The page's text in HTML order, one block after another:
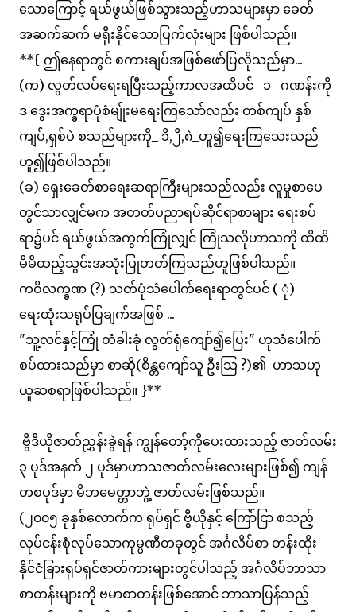
သောကြောင့် ရယ်ဖွယ်ဖြစ်သွားသည့်ဟာသများမှာ ခေတ်
အဆက်ဆက် မရီုးနိုင်သောပြက်လုံးများ ဖြစ်ပါသည်။
**{ ဤနေရာတွင် စကားချပ်အဖြစ်ဖော်ပြလိုသည်မှာ...
(က) လွတ်လပ်ရေးရပြီးသည့်ကာလအထိပင်_ ၁_ ဂဏန်းကို
ဒ ဒွေးအက္ခရာပုံစံမျ်ုးမရေးကြသော်လည်း တစ်ကျပ် နှစ်
ကျပ်,ရှစ်ပဲ စသည်များကို_ ၁ိ,၂ိ,၈ဲ_ဟူ၍ရေးကြသေးသည်
ဟူ၍ဖြစ်ပါသည်။
(ခ) ရှေးခေတ်စာရေးဆရာကြီးများသည်လည်း လူမှုစာပေ
တွင်သာလျှင်မက အတတ်ပညာရပ်ဆိုင်ရာစာများ ရေးစပ်
ရာ၌ပင် ရယ်ဖွယ်အကွက်ကြုံလျှင် ကြုံသလိုဟာသကို ထိထိ
မိမိထည့်သွင်းအသုံးပြုတတ်ကြသည်ဟူဖြစ်ပါသည်။
ကဝိလက္ခဏ (?) သတ်ပုံသံပေါက်ရေးရာတွင်ပင် ( ုံ)
ရေးထုံးသရုပ်ပြချက်အဖြစ် ...
"သူ့လင်နှင့်ကြုံ တံခါးခုံ လွတ်ရုံကျော်၍ပြေး" ဟုသံပေါက်
စပ်ထားသည်မှာ စာဆို(စိန္တကျော်သူ ဦးသြ ?)၏ ဟာသဟု
ယူဆစရာဖြစ်ပါသည်။ }**
ဗွီဒီယိုဇာတ်ညွှန်းခွဲရန် ကျွန်တော့်ကိုပေးထားသည့် ဇာတ်လမ်း
၃ ပုဒ်အနက် ၂ ပုဒ်မှာဟာသဇာတ်လမ်းလေးများဖြစ်၍ ကျန်
တစပုဒ်မှာ မိဘမေတ္တာဘွဲ့ ဇာတ်လမ်းဖြစ်သည်။
(၂၀၀၅ ခုနှစ်လောက်က ရုပ်ရှင် ဗွီယိုနှင့် ကြော်ငြာ စသည့်
လုပ်ငန်းစုံလုပ်သောကုမ္ပဏီတခုတွင် အင်္ဂလိပ်စာ တန်းထိုး
နိုင်ငံခြားရုပ်ရှင်ဇာတ်ကားများတွင်ပါသည့် အင်္ဂလိပ်ဘာသာ
စာတန်းများကို ဗမာစာတန်းဖြစ်အောင် ဘာသာပြန်သည့်